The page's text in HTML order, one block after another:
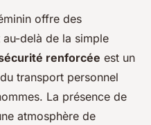
offre des
delà de la simple
renforcée est un
transport personnel
La présence de
atmosphère de